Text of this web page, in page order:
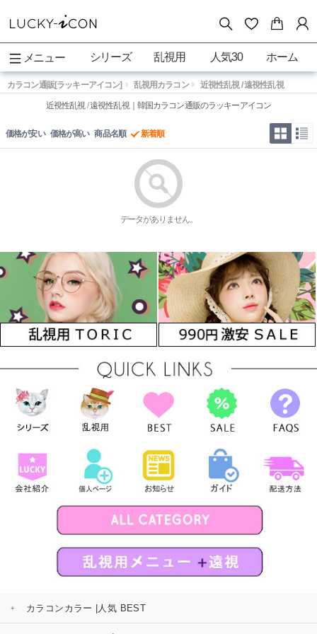
メニュー シリーズ 乱視用 人気30 ホーム
カラコン通販[ラッキーアイコン] 乱視用カラコン 近視性乱視 / 遠視性乱視
近視性乱視 / 遠視性乱視｜韓国カラコン通販のラッキーアイコン
価格が安い 価格が高い 商品名順 新着順
データがありません。
カラコンカラー |人気 BEST